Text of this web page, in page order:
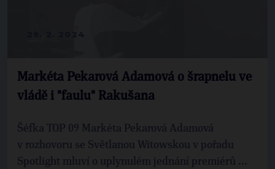
Markéta Pekarová Adamová o šrapnelu ve
vládě i "faulu" Rakušana
Šéfka TOP 09 Markéta Pekarová Adamová
v rozhovoru se Světlanou Witowskou v pořadu
Spotlight mluví o uplynulém jednání premiérů ...